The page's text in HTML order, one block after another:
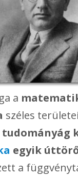
a
széles
tudományág
egyik
a